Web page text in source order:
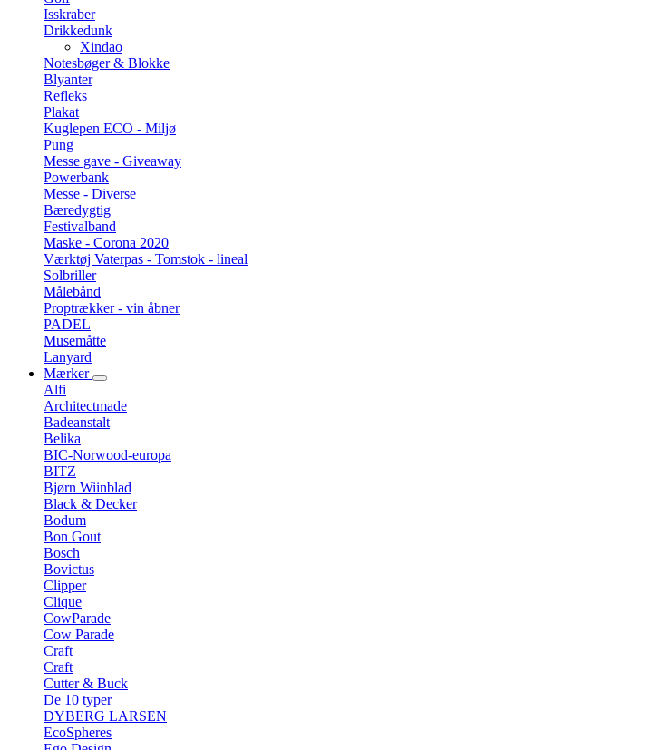
Isskraber
Drikkedunk
Xindao
Notesbøger & Blokke
Blyanter
Refleks
Plakat
Kuglepen ECO - Miljø
Pung
Messe gave - Giveaway
Powerbank
Messe - Diverse
Bæredygtig
Festivalband
Maske - Corona 2020
Værktøj Vaterpas - Tomstok - lineal
Solbriller
Målebånd
Proptrækker - vin åbner
PADEL
Musemåtte
Lanyard
Mærker
Alfi
Architectmade
Badeanstalt
Belika
BIC-Norwood-europa
BITZ
Bjørn Wiinblad
Black & Decker
Bodum
Bon Gout
Bosch
Bovictus
Clipper
Clique
CowParade
Cow Parade
Craft
Craft
Cutter & Buck
De 10 typer
DYBERG LARSEN
EcoSpheres